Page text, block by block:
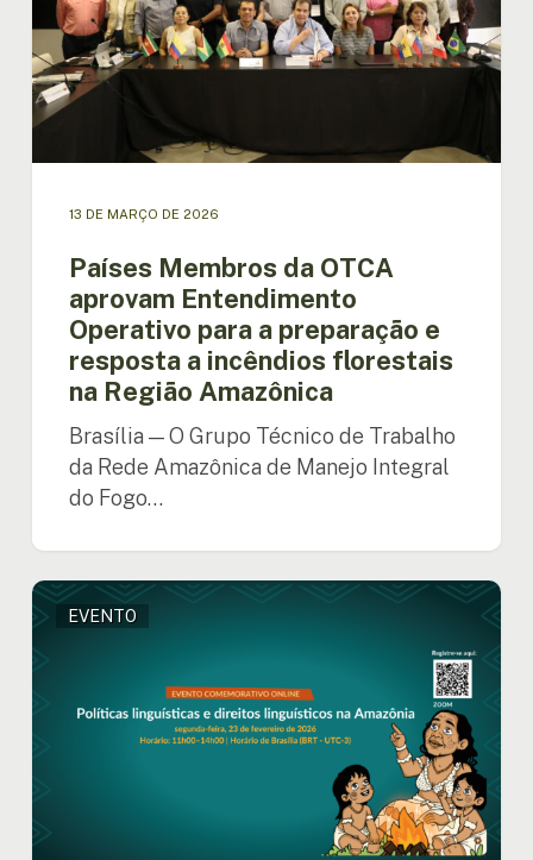
Operativo
para
a
preparação
e
Região
Amazônica
13 DE MARÇO DE 2026
Países Membros da OTCA
aprovam Entendimento
Operativo para a preparação e
resposta a incêndios florestais
na Região Amazônica
Brasília — O Grupo Técnico de Trabalho
da Rede Amazônica de Manejo Integral
do Fogo…
A
OTCA
impulsiona
sobre
linguísticos
EVENTO